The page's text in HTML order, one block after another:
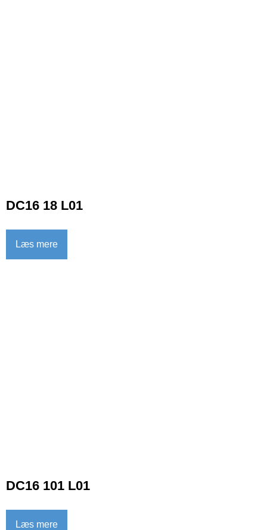
DC16 18 L01
Læs mere
DC16 101 L01
Læs mere